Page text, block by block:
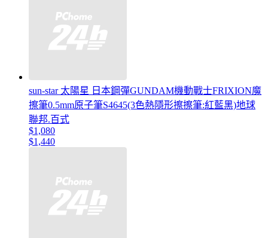
sun-star 太陽星 日本鋼彈GUNDAM機動戰士FRIXION魔
擦筆0.5mm原子筆S4645(3色熱隱形擦擦筆:紅藍黑)地球
聯邦.百式
$1,080
$1,440